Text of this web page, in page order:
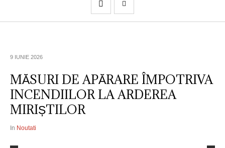
9 IUNIE 2026
MĂSURI DE APĂRARE ÎMPOTRIVA
INCENDIILOR LA ARDEREA
MIRIȘTILOR
In Noutati